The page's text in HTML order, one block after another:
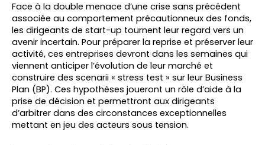
Face à la double menace d’une crise sans précédent
associée au comportement précautionneux des fonds,
les dirigeants de start-up tournent leur regard vers un
avenir incertain. Pour préparer la reprise et préserver leur
activité, ces entreprises devront dans les semaines qui
viennent anticiper l’évolution de leur marché et
construire des scenarii « stress test » sur leur Business
Plan (BP). Ces hypothèses joueront un rôle d’aide à la
prise de décision et permettront aux dirigeants
d’arbitrer dans des circonstances exceptionnelles
mettant en jeu des acteurs sous tension.